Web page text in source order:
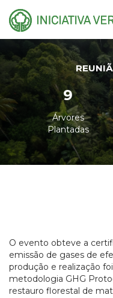
9
Árvores
Plantadas
O evento obteve a
emissão de gases de
produção e realização
metodologia GHG
restauro florestal de